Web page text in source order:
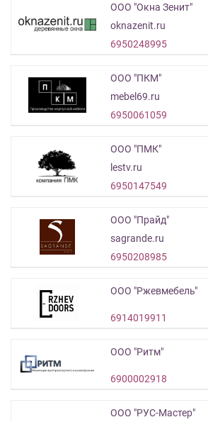
ООО "Окна Зенит"
oknazenit.ru
6950248995
ООО "ПКМ"
mebel69.ru
6950061059
ООО "ПМК"
lestv.ru
6950147549
ООО "Прайд"
sagrande.ru
6950208985
ООО "Ржевмебель"
6914019911
ООО "Ритм"
6900002918
ООО "РУС-Мастер"